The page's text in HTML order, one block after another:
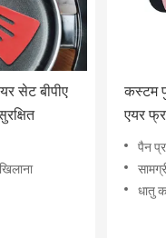
सेट बीपीए
कस्टम
एयर
आकार
पैन
धातु